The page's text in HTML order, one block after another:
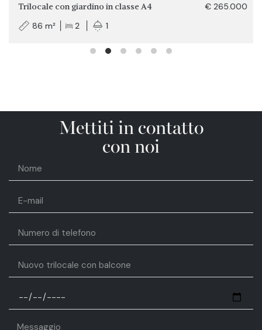
€ 265.000
Trilocale con giardino in classe A4
86 m²
2 1
Mettiti in contatto
con noi